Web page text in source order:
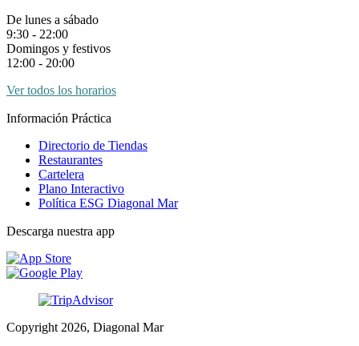
De lunes a sábado
9:30 - 22:00
Domingos y festivos
12:00 - 20:00
Ver todos los horarios
Información Práctica
Directorio de Tiendas
Restaurantes
Cartelera
Plano Interactivo
Política ESG Diagonal Mar
Descarga nuestra app
Copyright 2026, Diagonal Mar